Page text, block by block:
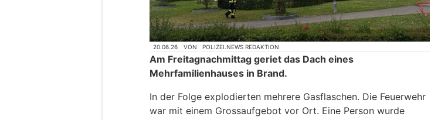
20.06.26 VON POLIZEI.NEWS REDAKTION
Am Freitagnachmittag geriet das Dach eines
Mehrfamilienhauses in Brand.
In der Folge explodierten mehrere Gasflaschen. Die Feuerwehr
war mit einem Grossaufgebot vor Ort. Eine Person wurde